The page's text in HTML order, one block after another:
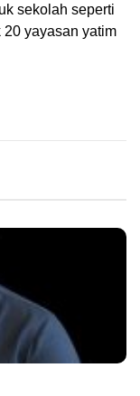
sekolah seperti
20 yayasan yatim